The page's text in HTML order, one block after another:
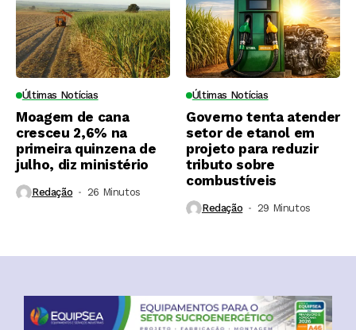
Últimas Notícias
Moagem de cana
cresceu 2,6% na
primeira quinzena de
julho, diz ministério
Redação 26 Minutos ⁮
Últimas Notícias
Governo tenta atender
setor de etanol em
projeto para reduzir
tributo sobre
combustíveis
Redação 29 Minutos ⁮